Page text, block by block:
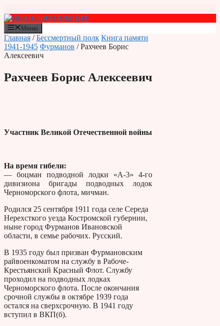
к
содержимому
Меню
Главная /Бессмертный полк Книга памяти
1941-1945 Фурманов / Рахчеев Борис
Алексеевич
Рахчеев Борис Алексеевич
Участник Великой Отечественной войны
На время гибели:
— боцман подводной лодки «А-3» 4-го
дивизиона бригады подводных лодок
Черноморского флота, мичман.
Родился 25 сентября 1911 года селе Середа
Нерехсткого уезда Костромской губернии,
ныне город Фурманов Ивановской
области, в семье рабочих. Русский.
В 1935 году был призван Фурмановским
райвоенкоматом на службу в Рабоче-
Крестьянский Красный Флот. Службу
проходил на подводных лодках
Черноморского флота. После окончания
срочной службы в октябре 1939 года
остался на сверхсрочную. В 1941 году
вступил в ВКП(б).